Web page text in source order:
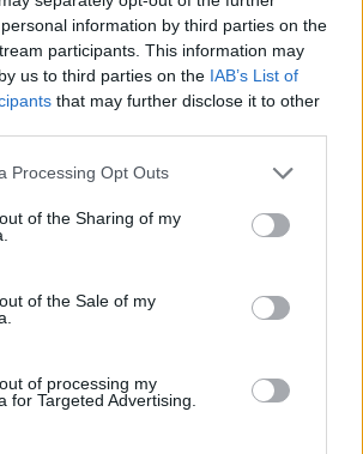
information by third parties on the
participants. This information may
us to third parties on the IAB’s List of
that may further disclose it to other
Processing Opt Outs
of the Sharing of my
of the Sale of my
of processing my
for Targeted Advertising.